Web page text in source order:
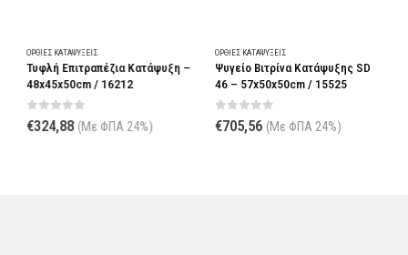
ΌΡΘΙΕΣ ΚΑΤΑΨΎΞΕΙΣ
Τυφλή Επιτραπέζια Κατάψυξη –
48x45x50cm / 16212
0out of 5
€324,88 (Με ΦΠΑ 24%)
ΌΡΘΙΕΣ ΚΑΤΑΨΎΞΕΙΣ
Ψυγείο Βιτρίνα Κατάψυξης SD
46 – 57x50x50cm / 15525
0out of 5
€705,56 (Με ΦΠΑ 24%)